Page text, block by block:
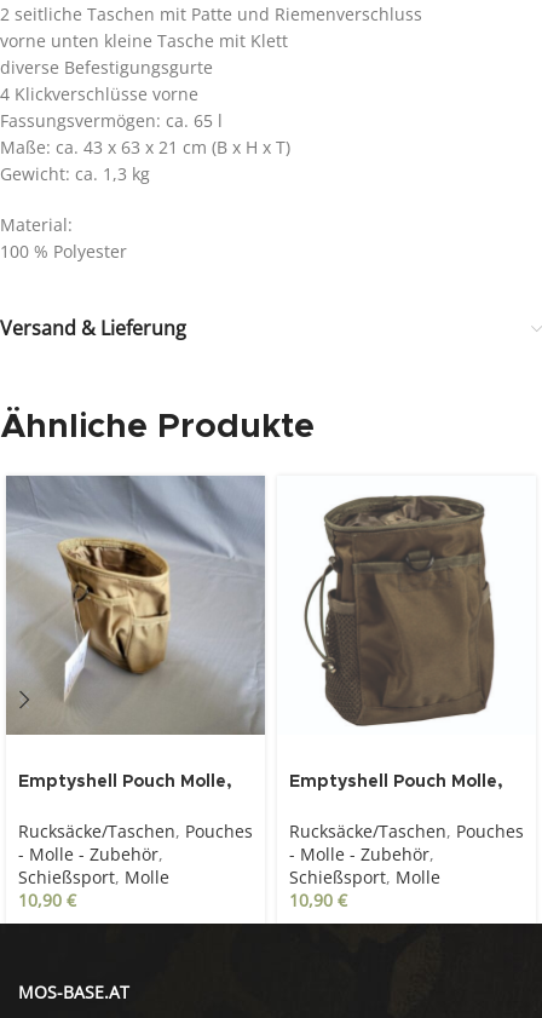
2 seitliche Taschen mit Patte und Riemenverschluss
vorne unten kleine Tasche mit Klett
diverse Befestigungsgurte
4 Klickverschlüsse vorne
Fassungsvermögen: ca. 65 l
Maße: ca. 43 x 63 x 21 cm (B x H x T)
Gewicht: ca. 1,3 kg
Material:
100 % Polyester
Versand & Lieferung
Ähnliche Produkte
Emptyshell Pouch Molle,
Rucksäcke/Taschen, Pouches
- Molle - Zubehör,
Schießsport, Molle
10,90 €
Emptyshell Pouch Molle,
Rucksäcke/Taschen, Pouches
- Molle - Zubehör,
Schießsport, Molle
10,90 €
MOS-BASE.AT